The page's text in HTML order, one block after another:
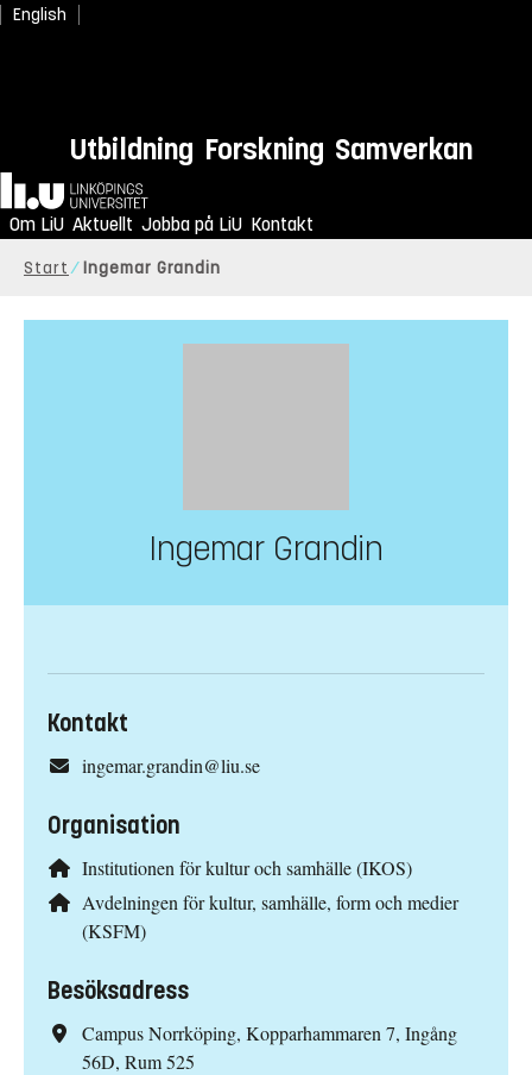
English
Utbildning Forskning Samverkan
Hem
Om LiU Aktuellt Jobba på LiU Kontakt
Start Ingemar Grandin
Ingemar Grandin
Kontakt
ingemar.grandin@liu.se
Organisation
Institutionen för kultur och samhälle (IKOS)
Avdelningen för kultur, samhälle, form och medier
(KSFM)
Besöksadress
Campus Norrköping, Kopparhammaren 7, Ingång
56D, Rum 525